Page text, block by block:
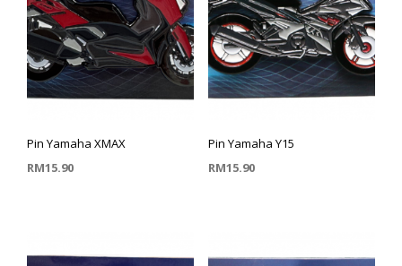
Pin Yamaha XMAX
RM15.90
Pin Yamaha Y15
RM15.90